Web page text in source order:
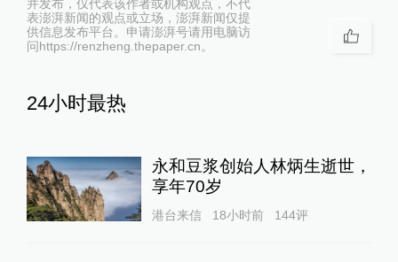
并发布，仅代表该作者或机构观点，不代
表澎湃新闻的观点或立场，澎湃新闻仅提
供信息发布平台。申请澎湃号请用电脑访
问https://renzheng.thepaper.cn。
24小时最热
永和豆浆创始人林炳生逝世，
享年70岁
港台来信 18小时前 144评